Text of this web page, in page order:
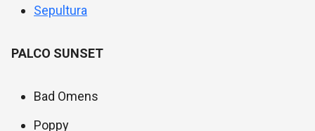
Sepultura
PALCO SUNSET
Bad Omens
Poppy